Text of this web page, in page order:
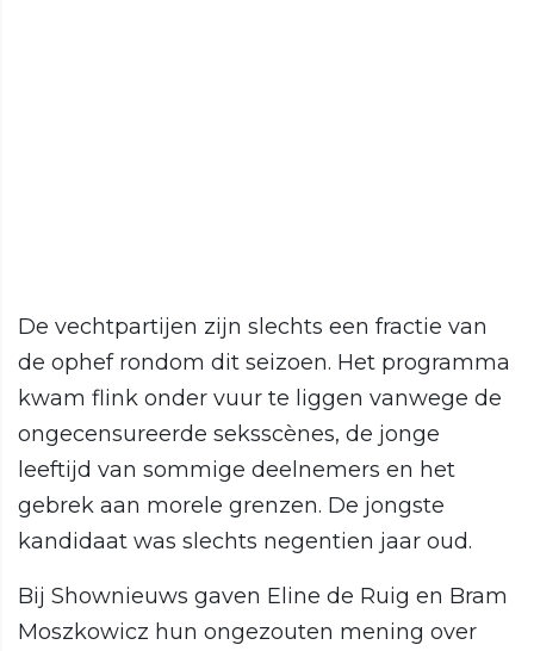
De vechtpartijen zijn slechts een fractie van
de ophef rondom dit seizoen. Het programma
kwam flink onder vuur te liggen vanwege de
ongecensureerde seksscènes, de jonge
leeftijd van sommige deelnemers en het
gebrek aan morele grenzen. De jongste
kandidaat was slechts negentien jaar oud.
Bij Shownieuws gaven Eline de Ruig en Bram
Moszkowicz hun ongezouten mening over